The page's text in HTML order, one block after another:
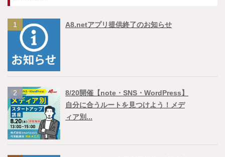
1 A8.netアプリ提供終了のお知らせ
2
8/20開催【note・SNS・WordPress】
自分に合うルートを見つけよう！メデ
ィア別...